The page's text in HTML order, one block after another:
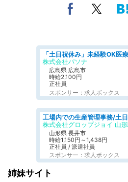
株式会社パソナ
広島県 広島市
時給2,100円
正社員
スポンサー：求人ボックス
株式会社グロップジョイ 山
山形県 長井市
時給1,150円～1,438円
正社員 / 派遣社員
スポンサー：求人ボックス
姉妹サイト